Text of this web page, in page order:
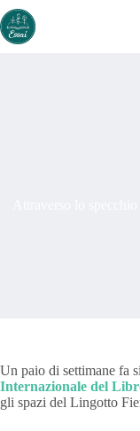
Salta
al
contenuto
Un paio di settimane fa
Internazionale del
gli spazi del Lingotto